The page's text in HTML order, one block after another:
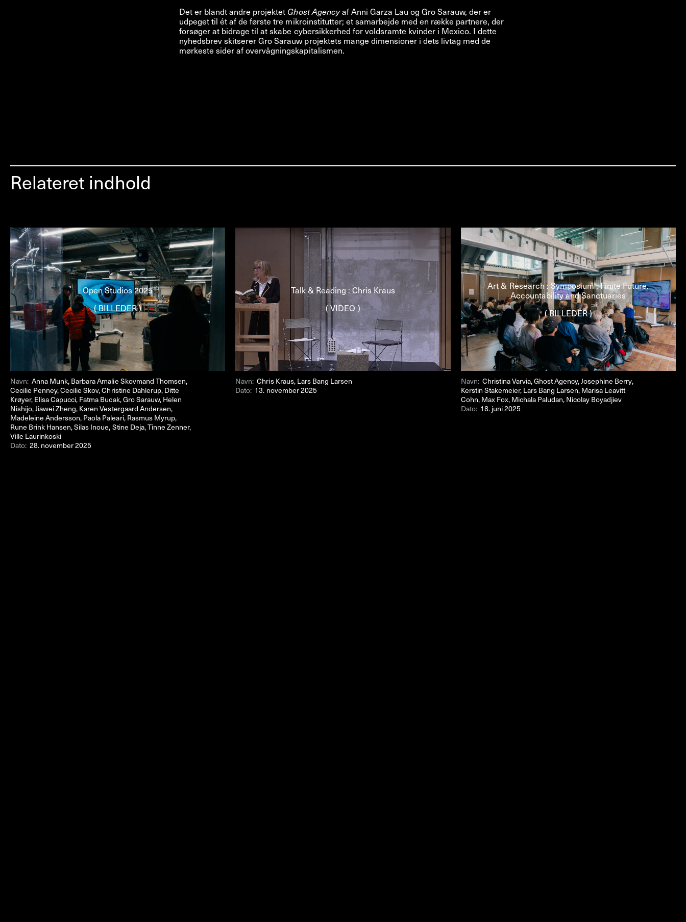
Det er blandt andre projektet Ghost Agencyaf Anni Garza Lau og Gro Sarauw, der er
udpeget til ét af de første tre mikroinstitutter; et samarbejde med en række partnere, der
forsøger at bidrage til at skabe cybersikkerhed for voldsramte kvinder i Mexico. I dette
nyhedsbrev skitserer Gro Sarauw projektets mange dimensioner i dets livtag med de
mørkeste sider af overvågningskapitalismen.
Relateret indhold
Open Studios 2025
( BILLEDER )
Navn:Anna Munk, Barbara Amalie Skovmand Thomsen,
Cecilie Penney, Cecilie Skov, Christine Dahlerup, Ditte
Krøyer, Elisa Capucci, Fatma Bucak, Gro Sarauw, Helen
Nishijo, Jiawei Zheng, Karen Vestergaard Andersen,
Madeleine Andersson, Paola Paleari, Rasmus Myrup,
Rune Brink Hansen, Silas Inoue, Stine Deja, Tinne Zenner,
Ville Laurinkoski
Dato:28. november 2025
Talk & Reading : Chris Kraus
( VIDEO )
Navn:Chris Kraus, Lars Bang Larsen
Dato: 13. november 2025
Art & Research : Symposium : Finite Future.
Accountability and Sanctuaries
( BILLEDER )
Navn: Christina Varvia, Ghost Agency, Josephine Berry,
Kerstin Stakemeier, Lars Bang Larsen, Marisa Leavitt
Cohn, Max Fox, Michala Paludan, Nicolay Boyadjiev
Dato: 18. juni 2025